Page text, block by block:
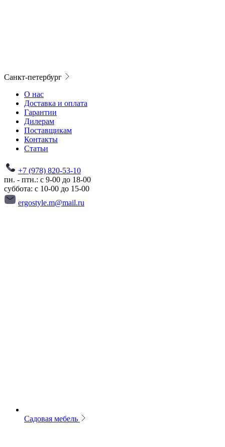
Санкт-петербург
О нас
Доставка и оплата
Гарантии
Дилерам
Поставщикам
Контакты
Статьи
+7 (978) 820-53-10
пн. - птн.: с 9-00 до 18-00
суббота: с 10-00 до 15-00
ergostyle.m@mail.ru
Садовая мебель